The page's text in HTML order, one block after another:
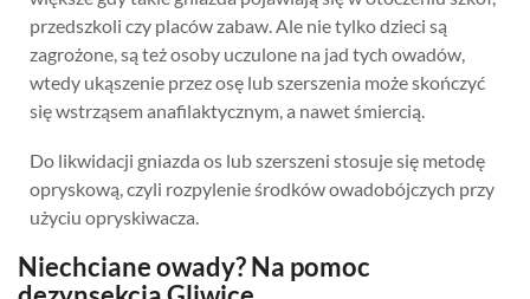
przedszkoli czy placów zabaw. Ale nie tylko dzieci są
zagrożone, są też osoby uczulone na jad tych owadów,
wtedy ukąszenie przez osę lub szerszenia może skończyć
się wstrząsem anafilaktycznym, a nawet śmiercią.
Do likwidacji gniazda os lub szerszeni stosuje się metodę
opryskową, czyli rozpylenie środków owadobójczych przy
użyciu opryskiwacza.
Niechciane owady? Na pomoc